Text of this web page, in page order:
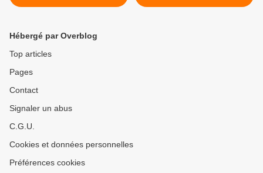
Hébergé par Overblog
Top articles
Pages
Contact
Signaler un abus
C.G.U.
Cookies et données personnelles
Préférences cookies